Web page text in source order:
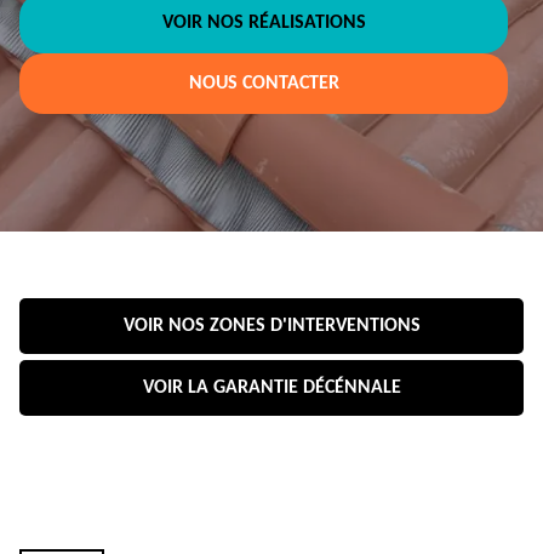
VOIR NOS RÉALISATIONS
NOUS CONTACTER
VOIR NOS ZONES D'INTERVENTIONS
VOIR LA GARANTIE DÉCÉNNALE